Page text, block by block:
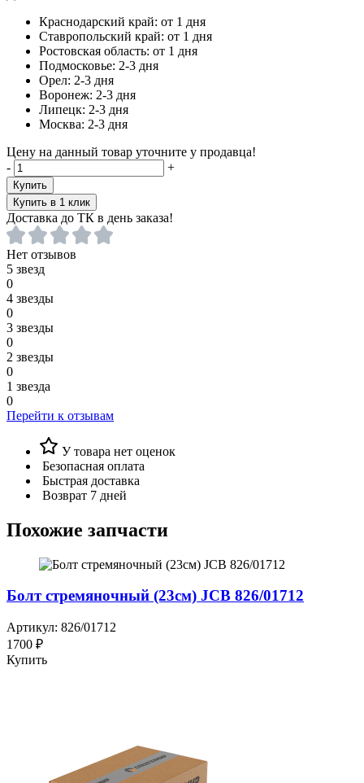
Краснодарский край: от 1 дня
Ставропольский край: от 1 дня
Ростовская область: от 1 дня
Подмосковье: 2-3 дня
Орел: 2-3 дня
Воронеж: 2-3 дня
Липецк: 2-3 дня
Москва: 2-3 дня
Цену на данный товар уточните у продавца!
-
+
Купить
Купить в 1 клик
Доставка до ТК в день заказа!
Нет отзывов
5 звезд
0
4 звезды
0
3 звезды
0
2 звезды
0
1 звезда
0
Перейти к отзывам
У товара нет оценок
Безопасная оплата
Быстрая доставка
Возврат 7 дней
Похожие запчасти
Болт стремяночный (23см) JCB 826/01712
Артикул: 826/01712
1700 ₽
Купить